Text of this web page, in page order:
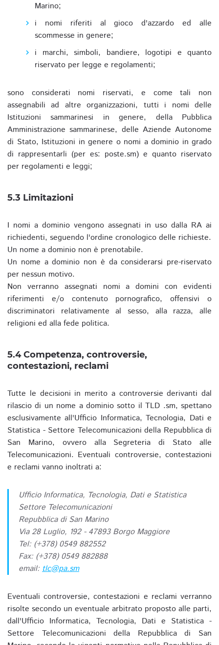
Marino;
i nomi riferiti al gioco d'azzardo ed alle
scommesse in genere;
i marchi, simboli, bandiere, logotipi e quanto
riservato per legge e regolamenti;
sono considerati nomi riservati, e come tali non
assegnabili ad altre organizzazioni, tutti i nomi delle
Istituzioni sammarinesi in genere, della Pubblica
Amministrazione sammarinese, delle Aziende Autonome
di Stato, Istituzioni in genere o nomi a dominio in grado
di rappresentarli (per es: poste.sm) e quanto riservato
per regolamenti e leggi;
5.3 Limitazioni
I nomi a dominio vengono assegnati in uso dalla RA ai
richiedenti, seguendo l'ordine cronologico delle richieste.
Un nome a dominio non è prenotabile.
Un nome a dominio non è da considerarsi pre-riservato
per nessun motivo.
Non verranno assegnati nomi a domini con evidenti
riferimenti e/o contenuto pornografico, offensivi o
discriminatori relativamente al sesso, alla razza, alle
religioni ed alla fede politica.
5.4 Competenza, controversie,
contestazioni, reclami
Tutte le decisioni in merito a controversie derivanti dal
rilascio di un nome a dominio sotto il TLD .sm, spettano
esclusivamente all'Ufficio Informatica, Tecnologia, Dati e
Statistica - Settore Telecomunicazioni della Repubblica di
San Marino, ovvero alla Segreteria di Stato alle
Telecomunicazioni. Eventuali controversie, contestazioni
e reclami vanno inoltrati a:
Ufficio Informatica, Tecnologia, Dati e Statistica
Settore Telecomunicazioni
Repubblica di San Marino
Via 28 Luglio, 192 - 47893 Borgo Maggiore
Tel: (+378) 0549 882552
Fax: (+378) 0549 882888
email: tlc@pa.sm
Eventuali controversie, contestazioni e reclami verranno
risolte secondo un eventuale arbitrato proposto alle parti,
dall'Ufficio Informatica, Tecnologia, Dati e Statistica -
Settore Telecomunicazioni della Repubblica di San